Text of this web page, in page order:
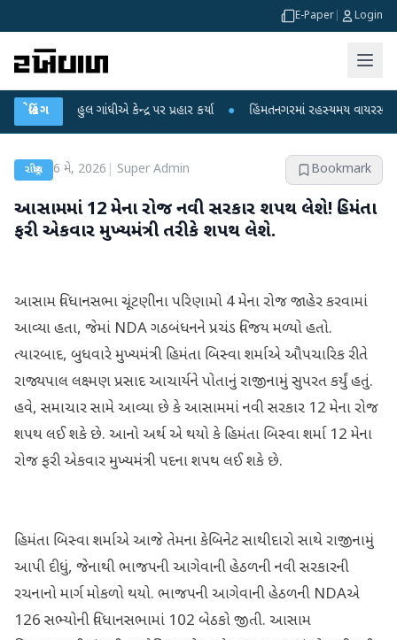
E-Paper Login
બ્રેકિંગ
રાહુલ ગાંધીએ કેન્દ્ર પર પ્રહાર કર્યા ● હિંમતનગરમાં રહસ્યમય વાયરસ કે
રાષ્ટ્રીય 6 મે, 2026 Super Admin Bookmark
આસામમાં 12 મેના રોજ નવી સરકાર શપથ લેશે! હિમંતા
ફરી એકવાર મુખ્યમંત્રી તરીકે શપથ લેશે.
આસામ વિધાનસભા ચૂંટણીના પરિણામો 4 મેના રોજ જાહેર કરવામાં
આવ્યા હતા, જેમાં NDA ગઠબંધનને પ્રચંડ વિજય મળ્યો હતો.
ત્યારબાદ, બુધવારે મુખ્યમંત્રી હિમંતા બિસ્વા શર્માએ ઔપચારિક રીતે
રાજ્યપાલ લક્ષ્મણ પ્રસાદ આચાર્યને પોતાનું રાજીનામું સુપરત કર્યું હતું.
હવે, સમાચાર સામે આવ્યા છે કે આસામમાં નવી સરકાર 12 મેના રોજ
શપથ લઈ શકે છે. આનો અર્થ એ થયો કે હિમંતા બિસ્વા શર્મા 12 મેના
રોજ ફરી એકવાર મુખ્યમંત્રી પદના શપથ લઈ શકે છે.
હિમંતા બિસ્વા શર્માએ આજે ​​તેમના કેબિનેટ સાથીદારો સાથે રાજીનામું
આપી દીધું, જેનાથી ભાજપની આગેવાની હેઠળની નવી સરકારની
રચનાનો માર્ગ મોકળો થયો. ભાજપની આગેવાની હેઠળની NDAએ
126 સભ્યોની વિધાનસભામાં 102 બેઠકો જીતી. આસામ